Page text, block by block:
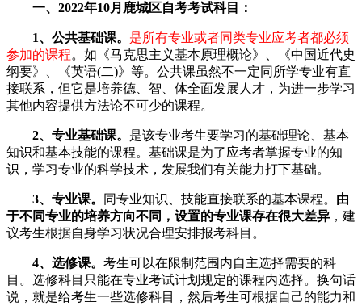
一、2022年10月鹿城区自考考试科目：
1、公共基础课。 是所有专业或者同类专业应考者都必须
参加的课程。如《马克思主义基本原理概论》、《中国近代史
纲要》、《英语(二)》等。公共课虽然不一定同所学专业有直
接联系，但它是培养德、智、体全面发展人才，为进一步学习
其他内容提供方法论不可少的课程。
2、专业基础课。 是该专业考生要学习的基础理论、基本
知识和基本技能的课程。基础课是为了应考者掌握专业的知
识，学习专业的科学技术，发展我们有关能力打下基础。
3、专业课。 同专业知识、技能直接联系的基本课程。 由
于不同专业的培养方向不同，设置的专业课存在很大差异 ，建
议考生根据自身学习状况合理安排报考科目。
4、选修课。 考生可以在限制范围内自主选择需要的科
目。选修科目只能在专业考试计划规定的课程内选择。换句话
说，就是给考生一些选修科目，然后考生可根据自己的能力和